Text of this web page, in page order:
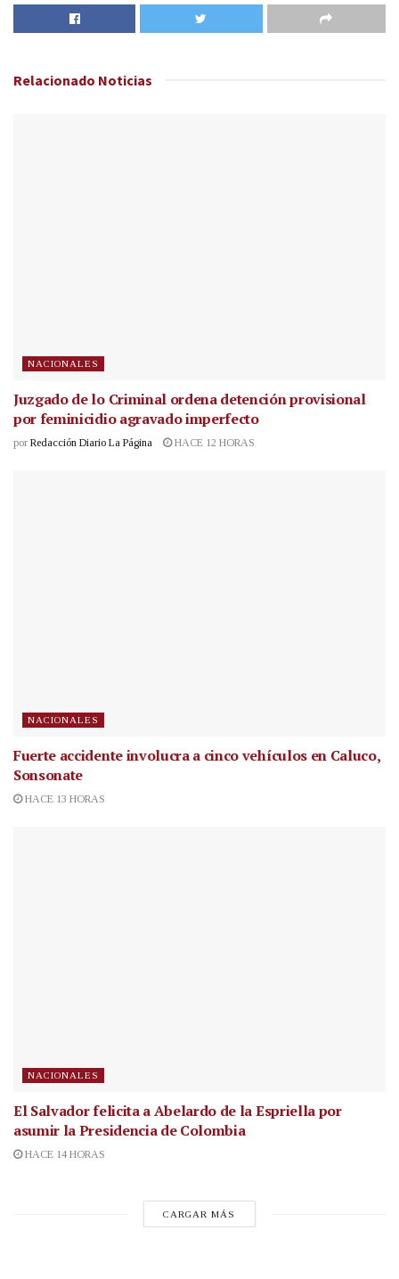
Relacionado Noticias
NACIONALES
Juzgado de lo Criminal ordena detención provisional
por feminicidio agravado imperfecto
por Redacción Diario La Página HACE 12 HORAS
NACIONALES
Fuerte accidente involucra a cinco vehículos en Caluco,
Sonsonate
HACE 13 HORAS
NACIONALES
El Salvador felicita a Abelardo de la Espriella por
asumir la Presidencia de Colombia
HACE 14 HORAS
CARGAR MÁS